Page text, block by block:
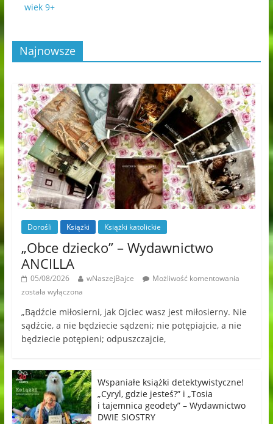
wiek 9+
Najnowsze
Dorośli Książki Książki katolickie
„Obce dziecko” – Wydawnictwo
ANCILLA
05/08/2026 wNaszejBajce
Możliwość komentowania
została wyłączona
„Bądźcie miłosierni, jak Ojciec wasz jest miłosierny. Nie
sądźcie, a nie będziecie sądzeni; nie potępiajcie, a nie
będziecie potępieni; odpuszczajcie,
Wspaniałe książki detektywistyczne!
„Cyryl, gdzie jesteś?” i „Tosia
i tajemnica geodety” – Wydawnictwo
DWIE SIOSTRY